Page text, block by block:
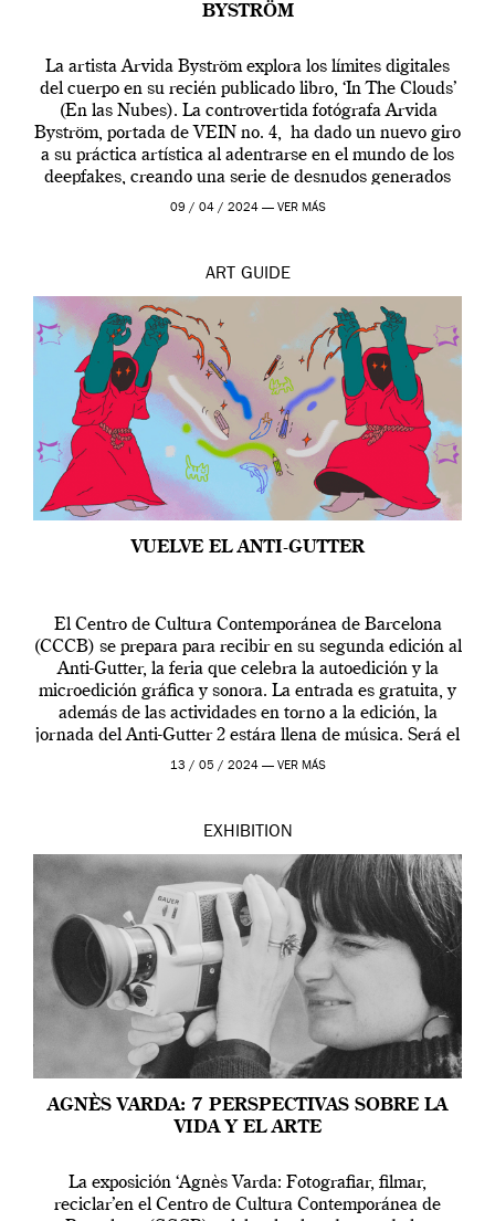
BYSTRÖM
La artista Arvida Byström explora los límites digitales
del cuerpo en su recién publicado libro, ‘In The Clouds’
(En las Nubes). La controvertida fotógrafa Arvida
Byström, portada de VEIN no. 4, ha dado un nuevo giro
a su práctica artística al adentrarse en el mundo de los
deepfakes, creando una serie de desnudos generados
por […]
09 / 04 / 2024 — VER MÁS
ART GUIDE
VUELVE EL ANTI-GUTTER
El Centro de Cultura Contemporánea de Barcelona
(CCCB) se prepara para recibir en su segunda edición al
Anti-Gutter, la feria que celebra la autoedición y la
microedición gráfica y sonora. La entrada es gratuita, y
además de las actividades en torno a la edición, la
jornada del Anti-Gutter 2 estára llena de música. Será el
[…]
13 / 05 / 2024 — VER MÁS
EXHIBITION
AGNÈS VARDA: 7 PERSPECTIVAS SOBRE LA
VIDA Y EL ARTE
La exposición ‘Agnès Varda: Fotografiar, filmar,
reciclar’en el Centro de Cultura Contemporánea de